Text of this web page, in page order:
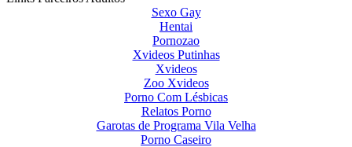
Sexo Gay
Hentai
Pornozao
Xvideos Putinhas
Xvideos
Zoo Xvideos
Porno Com Lésbicas
Relatos Porno
Garotas de Programa Vila Velha
Porno Caseiro